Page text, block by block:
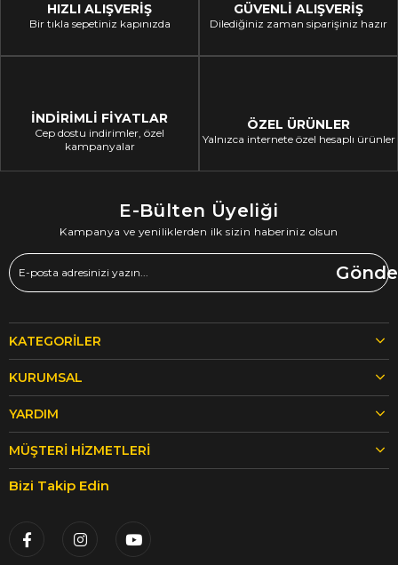
HIZLI ALIŞVERİŞ
Bir tıkla sepetiniz kapınızda
GÜVENLİ ALIŞVERİŞ
Dilediğiniz zaman siparişiniz hazır
İNDİRİMLİ FİYATLAR
Cep dostu indirimler, özel
kampanyalar
ÖZEL ÜRÜNLER
Yalnızca internete özel hesaplı ürünler
E-Bülten Üyeliği
Kampanya ve yeniliklerden ilk sizin haberiniz olsun
KATEGORILER
KURUMSAL
YARDIM
MÜŞTERI HIZMETLERI
Bizi Takip Edin